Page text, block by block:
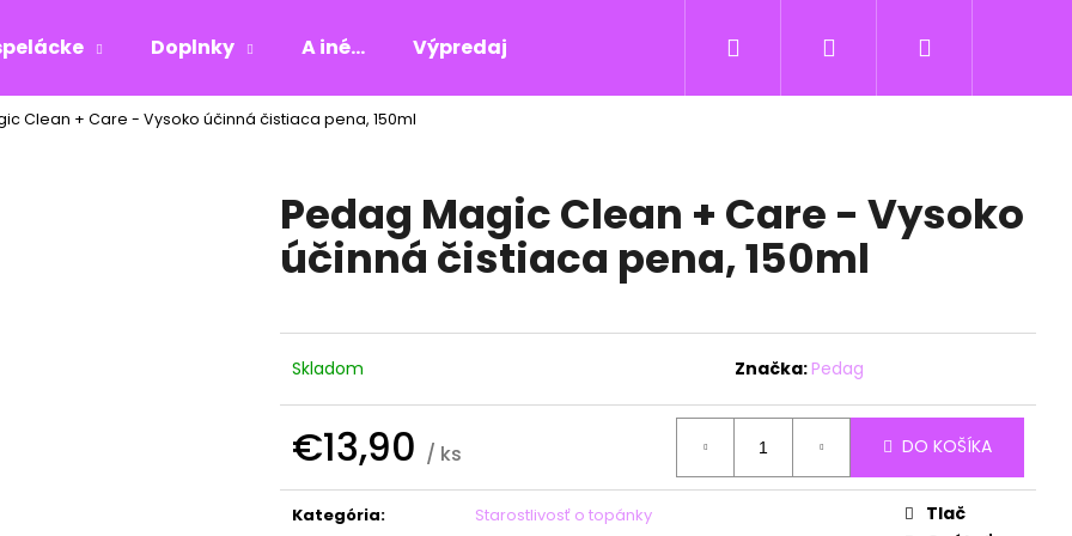
Doplnky A iné... Výpredaj Hľadať Prihlásenie
Clean + Care - Vysoko účinná čistiaca pena, 150ml
Pedag Magic Clean + Care - Vysoko
účinná čistiaca pena, 150ml
Skladom Značka:Pedag
€13,90 / ks
cena:
DO KOŠÍKA
Kategória: Starostlivosť o topánky
Tlač
Čo potrebujete nájsť?
HĽADAŤ